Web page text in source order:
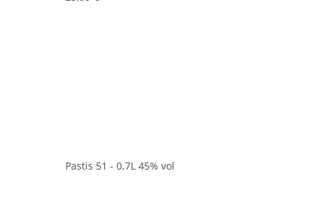
Pastis 51 - 0,7L 45% vol